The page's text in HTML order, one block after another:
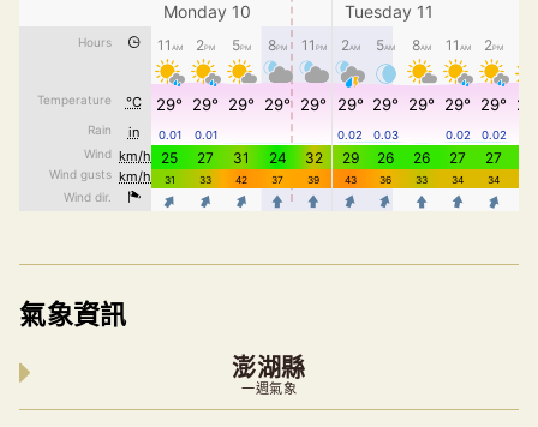
氣象資訊
澎湖縣
一週氣象